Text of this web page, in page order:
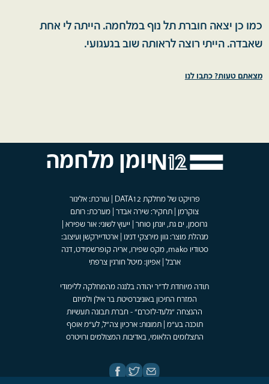
כמו כן יצאה חוברת תל נוף במלחמה. הייתה לי אחת
שאבדה. הייתי רוצה לראותה שוב בגעגועי.
מצאתם טעות? כתבו לנו
יומן מלחמה
פרויקט של מחלקת DATA12 | עורכת: אלינור
צוקרמן | תחקיר: שירה אבדר | מערכת: רותם
גרוסמן, ים גת, יונתן סוחר | ייעוץ לשוני: אור שפירא |
מנהלת מוצר: גוון מירצקי דנינו | ארטדיירקשן ועיצוב:
סטודיו mako, מקס שפירו, אריה קופרשמידט, דנה
ארבל | אפיון: מיטל חורגין צרפתי
תודה מיוחדת לד"ר יהודה בלנגה מהמחלקה ללימודי
המזרח התיכון באוניברסיטת בר אילן ולמיזם
ההנצחה "גלעד-לזכרם" - חברת תבונה תעשיות
תוכנה בע"מ | תמונות: ארכיון צה"ל, לע"מ אוסף
התצלומים הלאומי, באדיבות המצולמים ורויטרס